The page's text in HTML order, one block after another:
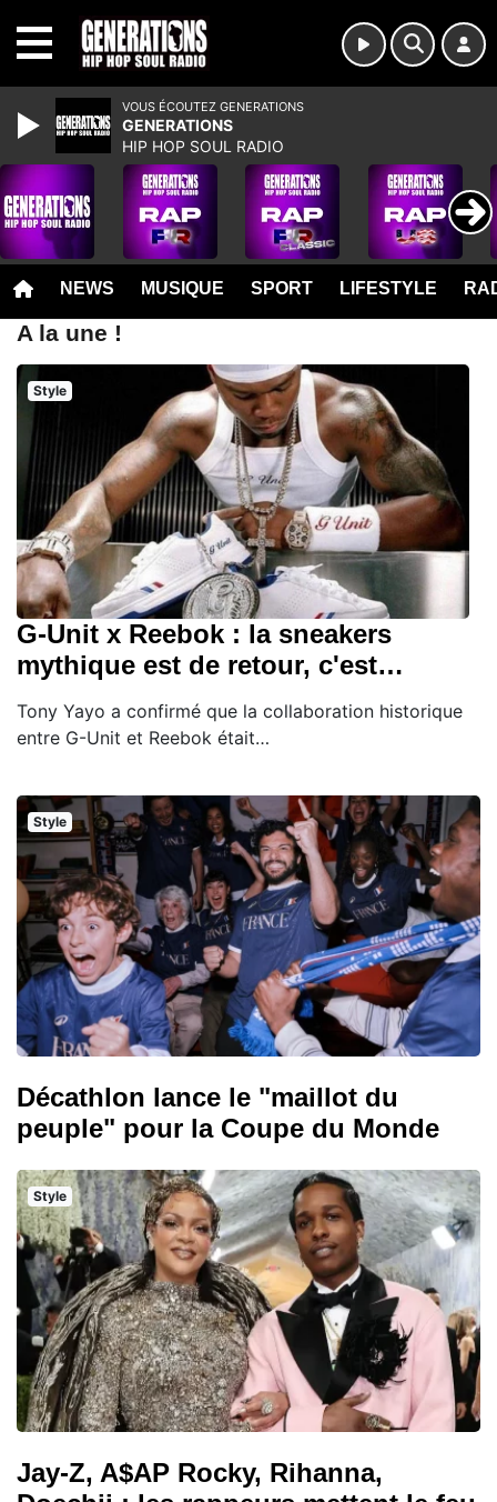
NEWS MUSIQUE SPORT LIFESTYLE
A la une !
Style
G-Unit x Reebok : la sneakers
mythique est de retour, c'est…
Tony Yayo a confirmé que la collaboration historique
entre G-Unit et Reebok était…
Style
Décathlon lance le "maillot du
peuple" pour la Coupe du Monde
Style
Jay-Z, A$AP Rocky, Rihanna,
VOUS ÉCOUTEZ GENERATIONS
GENERATIONS
HIP HOP SOUL RADIO